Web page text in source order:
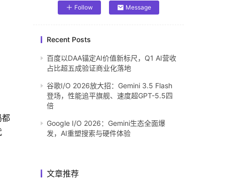
都
Follow Message
Recent Posts
百度以DAA锚定AI价值新标尺，Q1 AI营收
占比超五成验证商业化落地
谷歌I/O 2026放大招：Gemini 3.5 Flash
登场，性能追平旗舰、速度超GPT-5.5四
倍
Google I/O 2026：Gemini生态全面爆
发，AI重塑搜索与硬件体验
文章推荐